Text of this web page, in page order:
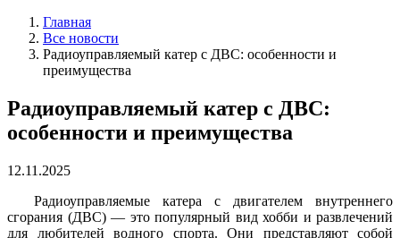
Главная
Все новости
Радиоуправляемый катер с ДВС: особенности и
преимущества
Радиоуправляемый катер с ДВС:
особенности и преимущества
12.11.2025
Радиоуправляемые катера с двигателем внутреннего
сгорания (ДВС) — это популярный вид хобби и развлечений
для любителей водного спорта. Они представляют собой